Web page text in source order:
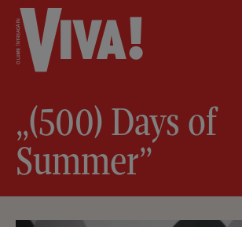
„(500) Days of
Summer”